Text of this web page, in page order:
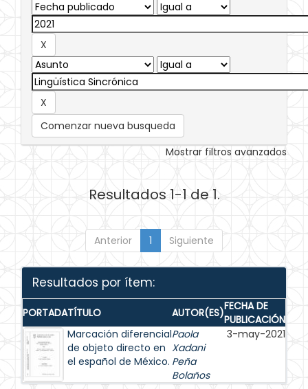
Comenzar nueva busqueda
Mostrar filtros avanzados
Resultados 1-1 de 1.
Anterior 1 Siguiente
Resultados por ítem:
PORTADATÍTULO AUTOR(ES)FECHA DE
PUBLICACIÓN
Marcación diferencial
de objeto directo en
el español de México.
Paola
Xadani
Peña
Bolaños
3-may-2021